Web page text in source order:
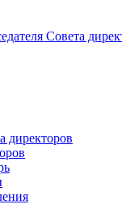
Совета
директоров